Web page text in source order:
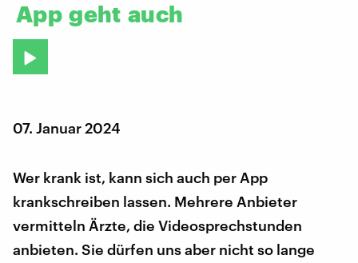
App geht auch
07. Januar 2024
Wer krank ist, kann sich auch per App
krankschreiben lassen. Mehrere Anbieter
vermitteln Ärzte, die Videosprechstunden
anbieten. Sie dürfen uns aber nicht so lange